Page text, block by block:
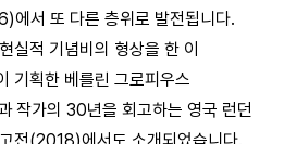
에서 또 다른 층위로 발전됩니다.
실적 기념비의 형상을 한 이
기획한 베를린 그로피우스
작가의 30년을 회고하는 영국 런던
전(2018)에서도 소개되었습니다.